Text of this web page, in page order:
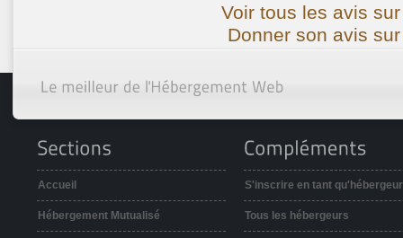
Voir tous les avis
Donner son avis
Accueil
Hébergement Mutualisé
S'inscrire en tant qu'hébergeur
Tous les hébergeurs